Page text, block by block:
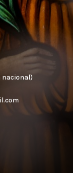
nacional)